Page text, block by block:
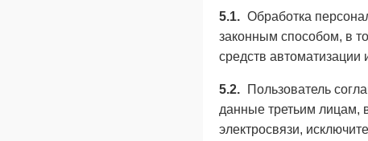
5.1. Обработка
законным способом, в
средств автоматизации
5.2.
Пользователь
данные третьим лицам,
электросвязи,